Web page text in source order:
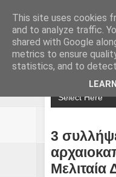
3
Μελιταία
This site uses cookies
and to analyze traffic.
shared with Google
metrics to ensure
statistics, and to detect